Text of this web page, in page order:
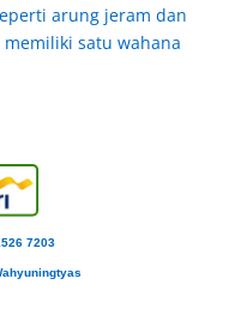
arung jeram dan
satu wahana
7203